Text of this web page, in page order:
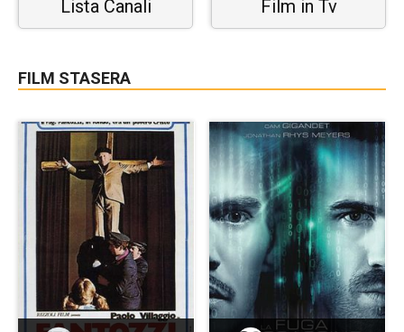
Lista Canali Film in Tv
FILM STASERA